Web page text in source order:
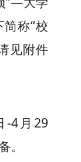
称“校
见附件
-4月29
。